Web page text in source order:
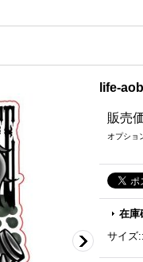
life-
販売
オプショ
在庫
サイズ::